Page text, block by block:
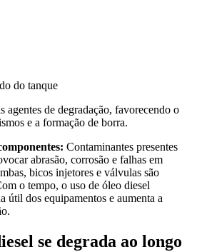
do tanque
agentes de degradação, favorecendo o
e a formação de borra.
Contaminantes presentes
abrasão, corrosão e falhas em
bicos injetores e válvulas são
o tempo, o uso de óleo diesel
útil dos equipamentos e aumenta a
se degrada ao longo